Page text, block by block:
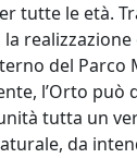
tutte le età.
del Parco
l’Orto può
tutta un
da